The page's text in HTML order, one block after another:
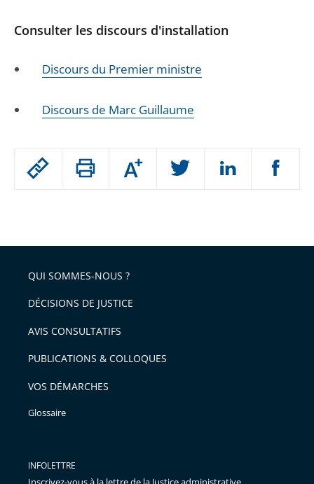
Passer
arriver
après
Augmenter
ou
l'article
pour
avant
Consulter les discours d'installation
Discours du Premier ministre
Discours de Marc Guillaume
QUI SOMMES-NOUS ?
DÉCISIONS DE JUSTICE
AVIS CONSULTATIFS
PUBLICATIONS & COLLOQUES
VOS DÉMARCHES
Glossaire
INFOLETTRE